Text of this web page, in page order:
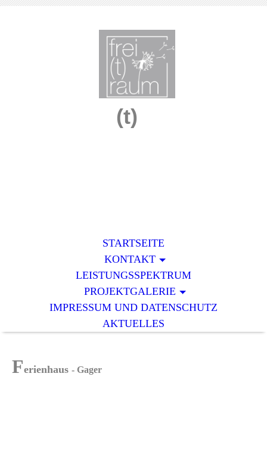
(t)
STARTSEITE
KONTAKT
LEISTUNGSSPEKTRUM
PROJEKTGALERIE
IMPRESSUM UND DATENSCHUTZ
AKTUELLES
Ferienhaus - Gager